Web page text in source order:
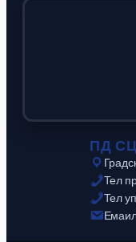
ПД
Тел
Тел